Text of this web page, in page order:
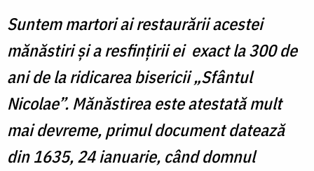
Suntem martori ai restaurării acestei
mănăstiri și a resfințirii ei exact la 300 de
ani de la ridicarea bisericii „Sfântul
Nicolae”. Mănăstirea este atestată mult
mai devreme, primul document datează
din 1635, 24 ianuarie, când domnul